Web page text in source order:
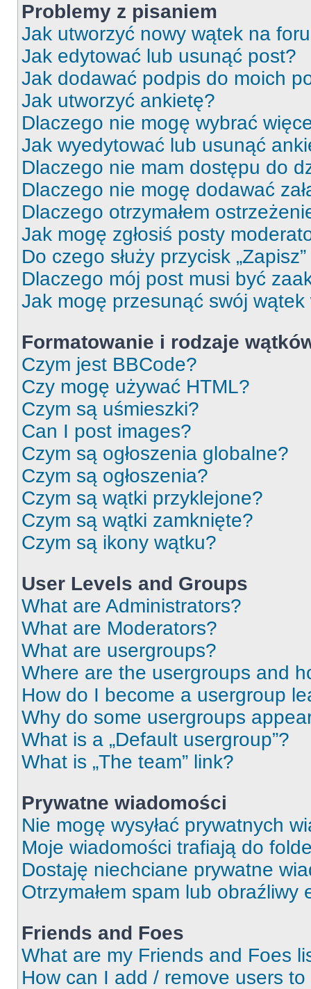
Problemy z pisaniem
Jak utworzyć nowy wątek na
Jak edytować lub usunąć post?
Jak dodawać podpis do moich
Jak utworzyć ankietę?
Dlaczego nie mogę wybrać
Jak wyedytować lub usunąć
Dlaczego nie mam dostępu do
Dlaczego nie mogę dodawać
Dlaczego otrzymałem
Jak mogę zgłosiś posty
Do czego służy przycisk
Dlaczego mój post musi być
Jak mogę przesunąć swój wątek
Formatowanie i rodzaje
Czym jest BBCode?
Czy mogę używać HTML?
Czym są uśmieszki?
Can I post images?
Czym są ogłoszenia globalne?
Czym są ogłoszenia?
Czym są wątki przyklejone?
Czym są wątki zamknięte?
Czym są ikony wątku?
User Levels and Groups
What are Administrators?
What are Moderators?
What are usergroups?
Where are the usergroups and
How do I become a usergroup
Why do some usergroups
What is a „Default usergroup”?
What is „The team” link?
Prywatne wiadomości
Nie mogę wysyłać prywatnych
Moje wiadomości trafiają do
Dostaję niechciane prywatne
Otrzymałem spam lub
Friends and Foes
What are my Friends and Foes
How can I add / remove users